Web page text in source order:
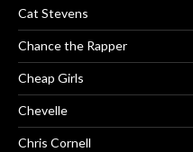
Cat Stevens
Chance the Rapper
Cheap Girls
Chevelle
Chris Cornell